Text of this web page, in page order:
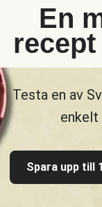
En
Testa en av
enkelt
Spara upp till